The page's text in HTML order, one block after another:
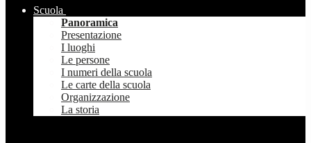
Scuola
Panoramica
Presentazione
I luoghi
Le persone
I numeri della scuola
Le carte della scuola
Organizzazione
La storia